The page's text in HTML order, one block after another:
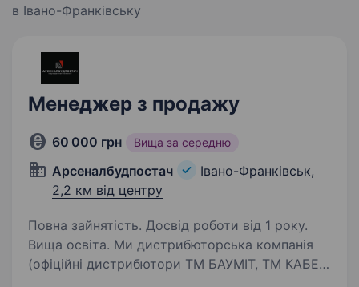
в Івано-Франківську
Менеджер з продажу
60 000 грн Вища за середню
Арсеналбудпостач
Івано-Франківськ,
2,2 км від центру
Повна зайнятість. Досвід роботи від 1 року.
Вища освіта. Ми дистрибюторська компанія
(офіційні дистрибютори ТМ БАУМІТ, ТМ КАБЕ)